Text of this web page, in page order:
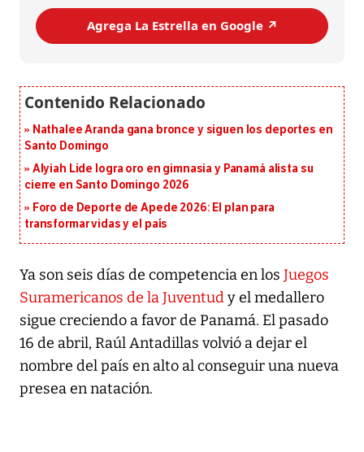
Agrega La Estrella en Google ↗️
Nathalee Aranda gana bronce y siguen los deportes en
Santo Domingo
Alyiah Lide logra oro en gimnasia y Panamá alista su
cierre en Santo Domingo 2026
Foro de Deporte de Apede 2026: El plan para
transformar vidas y el país
Ya son seis días de competencia en los Juegos
Suramericanos de la Juventudy el medallero
sigue creciendo a favor de Panamá. El pasado
16 de abril, Raúl Antadillas volvió a dejar el
nombre del país en alto al conseguir una nueva
presea en natación.